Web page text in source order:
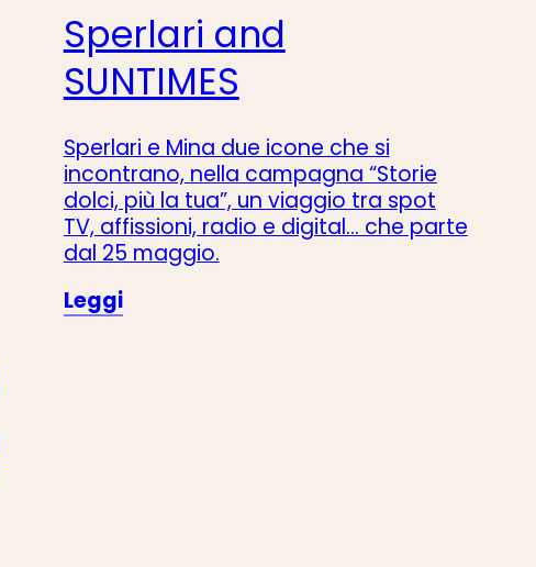
Sperlari and
SUNTIMES
Sperlari e Mina due icone che si
incontrano, nella campagna “Storie
dolci, più la tua”, un viaggio tra spot
TV, affissioni, radio e digital... che parte
dal 25 maggio.
Leggi